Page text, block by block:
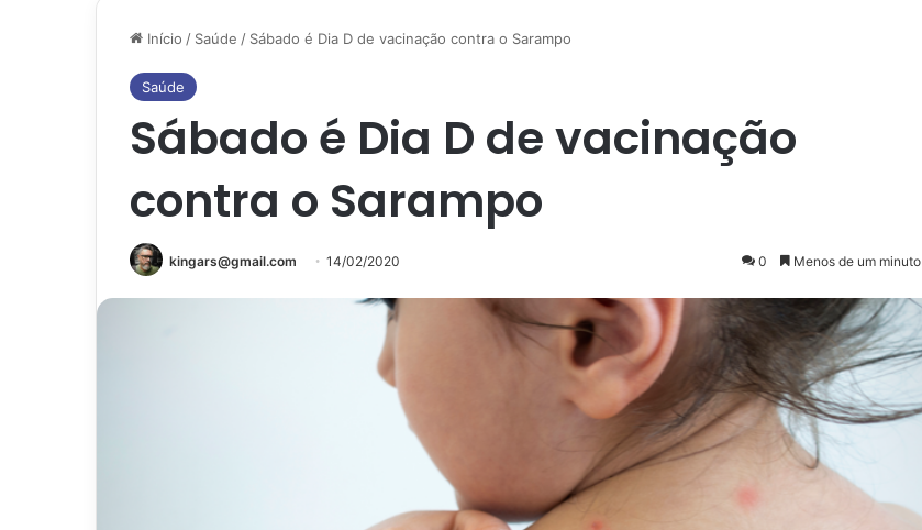
Início / Saúde / Sábado é Dia D de vacinação contra o Sarampo
Saúde
Sábado é Dia D de vacinação
contra o Sarampo
kingars@gmail.com 14/02/2020 0 Menos de um minuto